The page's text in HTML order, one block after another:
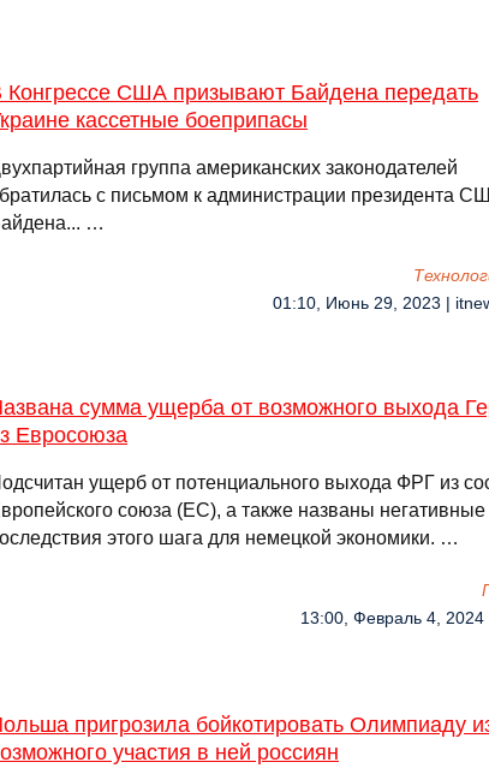
Конгрессе США призывают Байдена передать
кассетные боеприпасы
группа американских законодателей
с письмом к администрации президента
…
01:10, Июнь 29, 2023 |
сумма ущерба от возможного выхода
Евросоюза
ущерб от потенциального выхода ФРГ из
союза (ЕС), а также названы негативные
этого шага для немецкой экономики. …
13:00, Февраль 4, 2024
пригрозила бойкотировать Олимпиаду
участия в ней россиян